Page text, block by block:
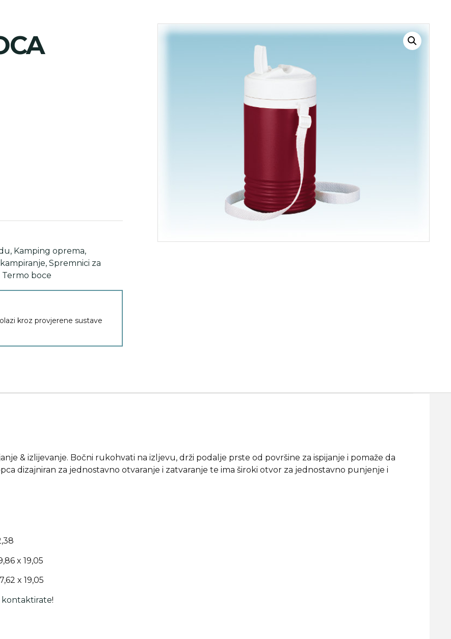
, Kamping oprema,
, Spremnici za
boce
kroz provjerene sustave
& izlijevanje. Bočni rukohvati na izljevu, drži podalje prste od površine za ispijanje i pomaže da
dizajniran za jednostavno otvaranje i zatvaranje te ima široki otvor za jednostavno punjenje i
x 19,05
x 19,05
kontaktirate!